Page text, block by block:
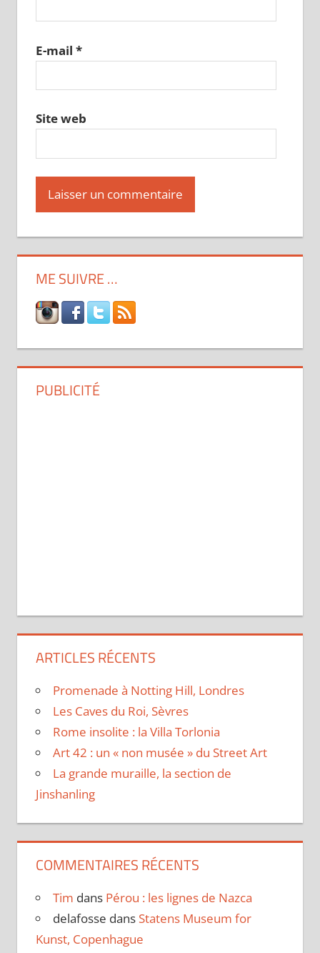
E-mail *
Site web
ME SUIVRE …
PUBLICITÉ
ARTICLES RÉCENTS
Promenade à Notting Hill, Londres
Les Caves du Roi, Sèvres
Rome insolite : la Villa Torlonia
Art 42 : un « non musée » du Street Art
La grande muraille, la section de
Jinshanling
COMMENTAIRES RÉCENTS
Tim dans Pérou : les lignes de Nazca
delafosse dans Statens Museum for
Kunst, Copenhague